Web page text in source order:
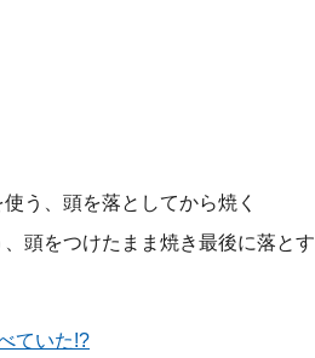
う、頭を落としてから焼く
頭をつけたまま焼き最後に落とす
ていた!?